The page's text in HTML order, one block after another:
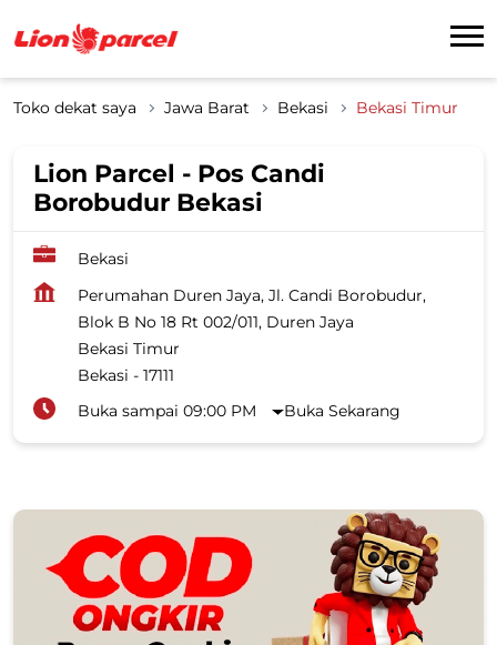
Toko dekat saya Jawa Barat Bekasi Bekasi Timur
Lion Parcel - Pos Candi
Borobudur Bekasi
Bekasi
Perumahan Duren Jaya, Jl. Candi Borobudur,
Blok B No 18 Rt 002/011, Duren Jaya
Bekasi Timur
Bekasi - 17111
Buka sampai 09:00 PM
Buka Sekarang